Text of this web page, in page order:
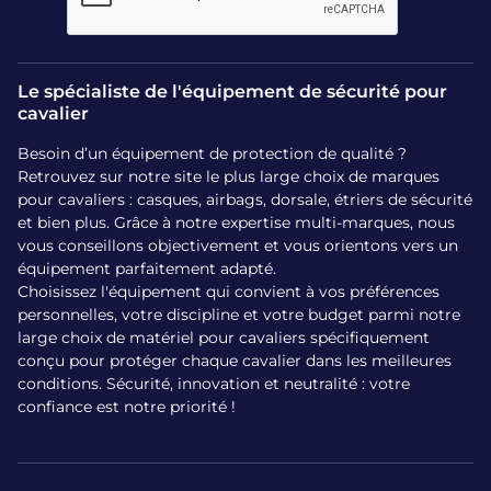
instantanément pour protéger l’abdomen, la cage
thoracique, les cervicales et toute la colonne vertébrale.
poids minimum requis pour le déclenchement est de 30
kg , rendant le gilet accessible aux jeunes cavaliers comme
aux adultes.
Certification et Norme NF
S72-800:2022
La sécurité n'est pas une option : le gilet Seaver est certifié
selon la
norme française NF S72-800:2022
. Cette
certification est la plus exigeante du marché actuel. Elle
garantit que la protection a été testée pour absorber les
impacts les plus sévères et libérer le pied du cavalier sans
entrave.
Avis et Confort : Le système
SafeRide inclus
Le spécialiste de l'équipement de sécurité pour
cavalier
Besoin d’un équipement de protection de qualité ?
Retrouvez sur notre site le plus large choix de marques
pour cavaliers : casques, airbags, dorsale, étriers de sécurité
et bien plus. Grâce à notre expertise multi-marques, nous
vous conseillons objectivement et vous orientons vers un
équipement parfaitement adapté.
Choisissez l'équipement qui convient à vos préférences
personnelles, votre discipline et votre budget parmi notre
large choix de matériel pour cavaliers spécifiquement
conçu pour protéger chaque cavalier dans les meilleures
conditions. Sécurité, innovation et neutralité : votre
confiance est notre priorité !